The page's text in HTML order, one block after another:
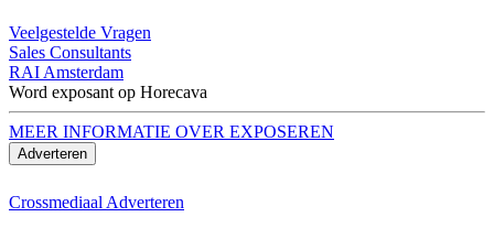
Veelgestelde Vragen
Sales Consultants
RAI Amsterdam
Word exposant op Horecava
MEER INFORMATIE OVER EXPOSEREN
Adverteren
Crossmediaal Adverteren